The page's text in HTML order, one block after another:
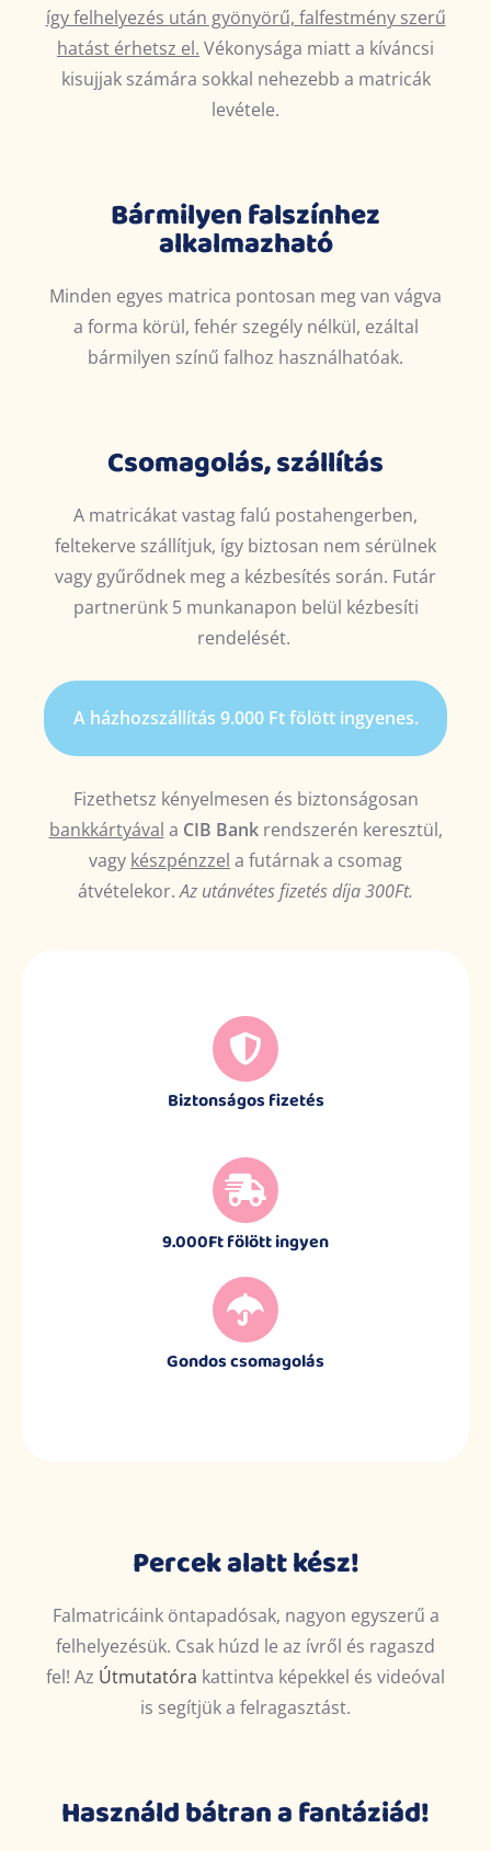
így felhelyezés után gyönyörű, falfestmény szerű
hatást érhetsz el. Vékonysága miatt a kíváncsi
kisujjak számára sokkal nehezebb a matricák
levétele.
Bármilyen falszínhez
alkalmazható
Minden egyes matrica pontosan meg van vágva
a forma körül, fehér szegély nélkül, ezáltal
bármilyen színű falhoz használhatóak.
Csomagolás, szállítás
A matricákat vastag falú postahengerben,
feltekerve szállítjuk, így biztosan nem sérülnek
vagy gyűrődnek meg a kézbesítés során. Futár
partnerünk 5 munkanapon belül kézbesíti
rendelését.
A házhozszállítás 9.000 Ft fölött ingyenes.
Fizethetsz kényelmesen és biztonságosan
bankkártyával a CIB Bank rendszerén keresztül,
vagy készpénzzel a futárnak a csomag
átvételekor.Az utánvétes fizetés díja 300Ft.
Biztonságos fizetés
9.000Ft fölött ingyen
Gondos csomagolás
Percek alatt kész!
Falmatricáink öntapadósak, nagyon egyszerű a
felhelyezésük. Csak húzd le az ívről és ragaszd
fel! Az Útmutatóra kattintva képekkel és videóval
is segítjük a felragasztást.
Használd bátran a fantáziád!